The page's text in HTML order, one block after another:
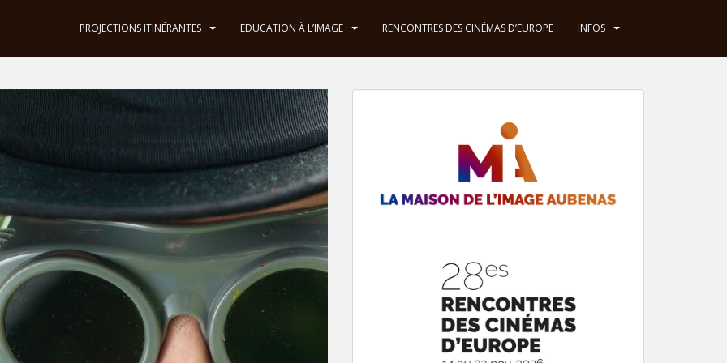
PROJECTIONS ITINÉRANTES EDUCATION À L’IMAGE RENCONTRES DES CINÉMAS D’EUROPE INFOS